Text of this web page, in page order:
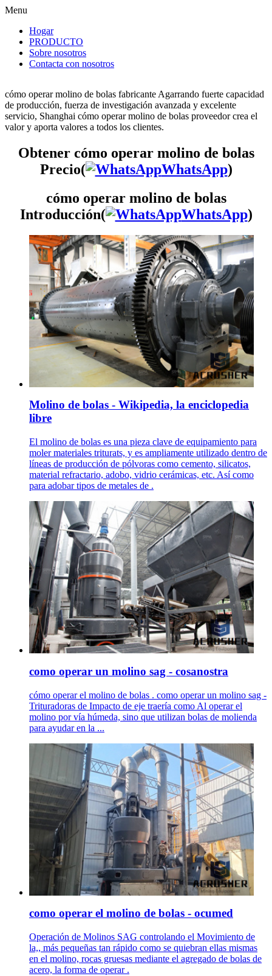
Menu
Hogar
PRODUCTO
Sobre nosotros
Contacta con nosotros
cómo operar molino de bolas fabricante Agarrando fuerte capacidad
de producción, fuerza de investigación avanzada y excelente
servicio, Shanghai cómo operar molino de bolas proveedor crea el
valor y aporta valores a todos los clientes.
Obtener cómo operar molino de bolas
Precio(
WhatsApp)
cómo operar molino de bolas
Introducción(
WhatsApp)
Molino de bolas - Wikipedia, la enciclopedia
libre
El molino de bolas es una pieza clave de equipamiento para
moler materiales triturats, y es ampliamente utilizado dentro de
líneas de producción de pólvoras como cemento, silicatos,
material refractario, adobo, vidrio cerámicas, etc. Así como
para adobar tipos de metales de .
como operar un molino sag - cosanostra
cómo operar el molino de bolas . como operar un molino sag -
Trituradoras de Impacto de eje traería como Al operar el
molino por vía húmeda, sino que utilizan bolas de molienda
para ayudar en la ...
como operar el molino de bolas - ocumed
Operación de Molinos SAG controlando el Movimiento de
la,, más pequeñas tan rápido como se quiebran ellas mismas
en el molino, rocas gruesas mediante el agregado de bolas de
acero, la forma de operar .